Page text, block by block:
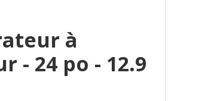
à
- 24 po - 12.9